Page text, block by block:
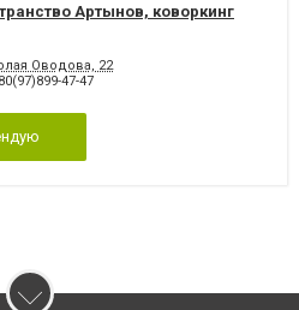
Артынов, коворкинг
Оводова, 22
47-47